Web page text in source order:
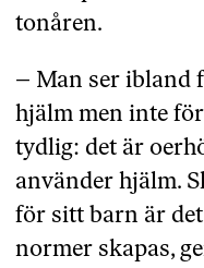
tonåren.
– Man ser ibland
hjälm men inte
tydlig: det är
använder hjälm.
för sitt barn är
normer skapas,